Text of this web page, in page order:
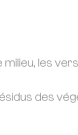
les
des